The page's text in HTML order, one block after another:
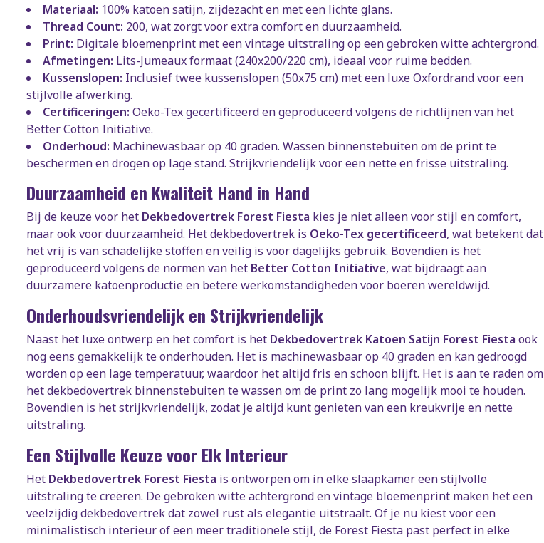
Materiaal: 100% katoen satijn, zijdezacht en met een lichte glans.
Thread Count: 200, wat zorgt voor extra comfort en duurzaamheid.
Print: Digitale bloemenprint met een vintage uitstraling op een gebroken witte achtergrond.
Afmetingen: Lits-Jumeaux formaat (240x200/220 cm), ideaal voor ruime bedden.
Kussenslopen: Inclusief twee kussenslopen (50x75 cm) met een luxe Oxfordrand voor een
stijlvolle afwerking.
Certificeringen: Oeko-Tex gecertificeerd en geproduceerd volgens de richtlijnen van het
Better Cotton Initiative.
Onderhoud: Machinewasbaar op 40 graden. Wassen binnenstebuiten om de print te
beschermen en drogen op lage stand. Strijkvriendelijk voor een nette en frisse uitstraling.
Duurzaamheid en Kwaliteit Hand in Hand
Bij de keuze voor het Dekbedovertrek Forest Fiesta kies je niet alleen voor stijl en comfort,
maar ook voor duurzaamheid. Het dekbedovertrek is Oeko-Tex gecertificeerd, wat betekent dat
het vrij is van schadelijke stoffen en veilig is voor dagelijks gebruik. Bovendien is het
geproduceerd volgens de normen van het Better Cotton Initiative, wat bijdraagt aan
duurzamere katoenproductie en betere werkomstandigheden voor boeren wereldwijd.
Onderhoudsvriendelijk en Strijkvriendelijk
Naast het luxe ontwerp en het comfort is het Dekbedovertrek Katoen Satijn Forest Fiesta ook
nog eens gemakkelijk te onderhouden. Het is machinewasbaar op 40 graden en kan gedroogd
worden op een lage temperatuur, waardoor het altijd fris en schoon blijft. Het is aan te raden om
het dekbedovertrek binnenstebuiten te wassen om de print zo lang mogelijk mooi te houden.
Bovendien is het strijkvriendelijk, zodat je altijd kunt genieten van een kreukvrije en nette
uitstraling.
Een Stijlvolle Keuze voor Elk Interieur
Het Dekbedovertrek Forest Fiesta is ontworpen om in elke slaapkamer een stijlvolle
uitstraling te creëren. De gebroken witte achtergrond en vintage bloemenprint maken het een
veelzijdig dekbedovertrek dat zowel rust als elegantie uitstraalt. Of je nu kiest voor een
minimalistisch interieur of een meer traditionele stijl, de Forest Fiesta past perfect in elke